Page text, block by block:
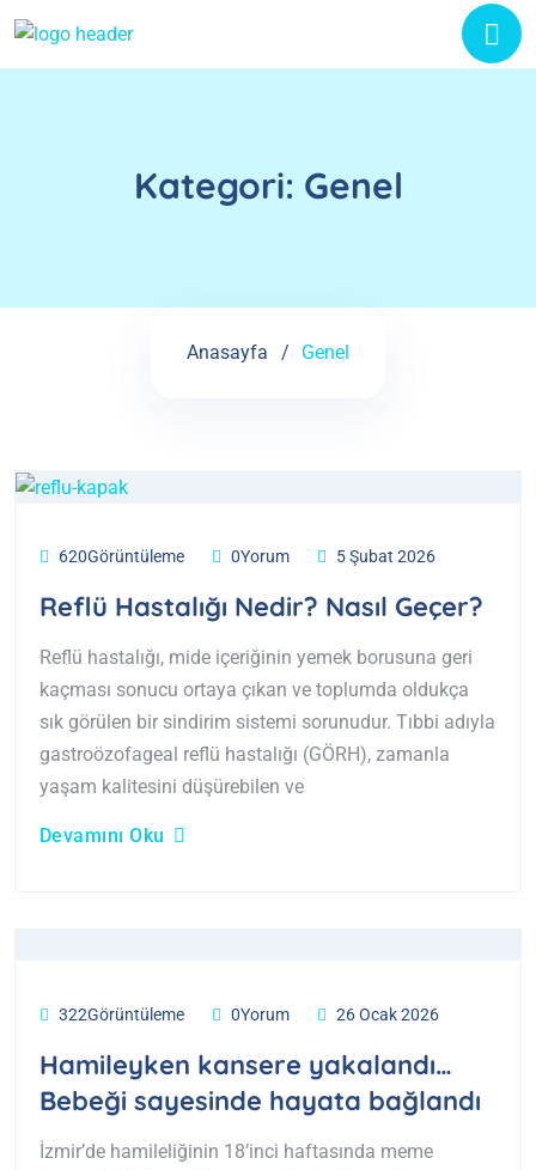
Kategori: Genel
Anasayfa Genel
620Görüntüleme 0Yorum 5 Şubat 2026
Reflü Hastalığı Nedir? Nasıl Geçer?
Reflü hastalığı, mide içeriğinin yemek borusuna geri
kaçması sonucu ortaya çıkan ve toplumda oldukça
sık görülen bir sindirim sistemi sorunudur. Tıbbi adıyla
gastroözofageal reflü hastalığı (GÖRH), zamanla
yaşam kalitesini düşürebilen ve
Devamını Oku
322Görüntüleme 0Yorum 26 Ocak 2026
Hamileyken kansere yakalandı…
Bebeği sayesinde hayata bağlandı
İzmir’de hamileliğinin 18’inci haftasında meme